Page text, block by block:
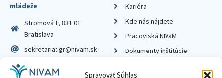
Spravovať Súhlas
mládeže
Stromová 1, 831 01
Bratislava
sekretariat.gr@nivam.sk
IČO: 00164348
Kariéra
Kde nás nájdete
Pracoviská NIVaM
Dokumenty inštitúcie